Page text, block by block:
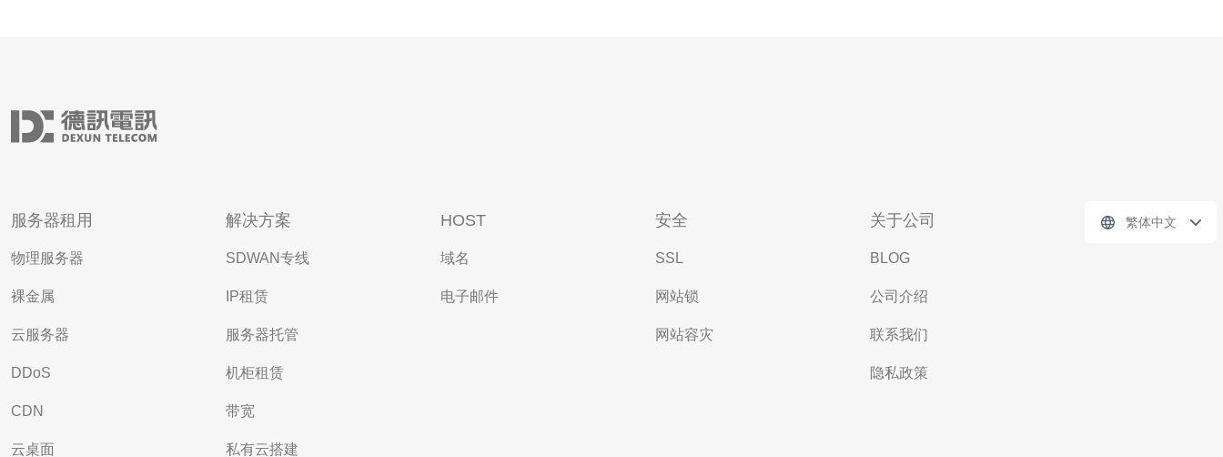
服务器租用
物理服务器
裸金属
云服务器
DDoS
CDN
云桌面
解决方案
SDWAN专线
IP租赁
服务器托管
机柜租赁
带宽
私有云搭建
HOST
域名
电子邮件
安全
SSL
网站锁
网站容灾
关于公司
BLOG
公司介绍
联系我们
隐私政策
繁体中文